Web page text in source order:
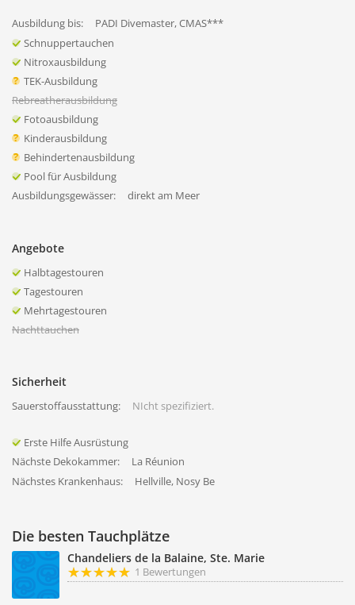
Ausbildung bis:
PADI Divemaster, CMAS***
Schnuppertauchen
Nitroxausbildung
TEK-Ausbildung
Rebreatherausbildung
Fotoausbildung
Kinderausbildung
Behindertenausbildung
Pool für Ausbildung
Ausbildungsgewässer:
direkt am Meer
Angebote
Halbtagestouren
Tagestouren
Mehrtagestouren
Nachttauchen
Sicherheit
Sauerstoffausstattung: NIcht spezifiziert.
Erste Hilfe Ausrüstung
Nächste Dekokammer:
La Réunion
Nächstes Krankenhaus:
Hellville, Nosy Be
Die besten Tauchplätze
Chandeliers de la Balaine, Ste. Marie
1 Bewertungen